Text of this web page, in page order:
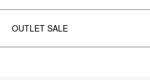
OUTLET SALE